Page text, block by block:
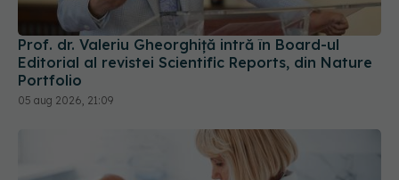
Prof. dr. Valeriu Gheorghiță intră în Board-ul
Editorial al revistei Scientific Reports, din Nature
Portfolio
05 aug 2026, 21:09